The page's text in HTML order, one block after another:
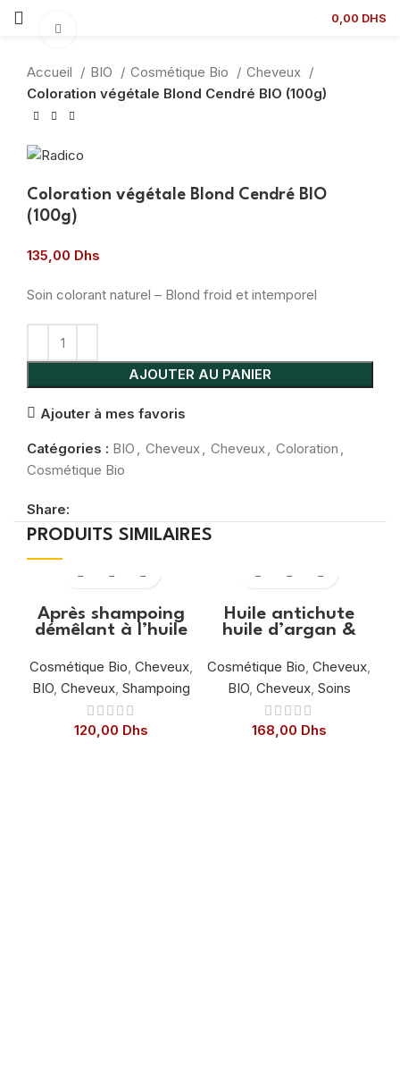
0,00 DHS
Accueil BIO Cosmétique Bio
Cheveux
Coloration végétale Blond Cendré BIO (100g)
Coloration végétale Blond Cendré BIO
(100g)
135,00 Dhs
Soin colorant naturel – Blond froid et intemporel
AJOUTER AU PANIER
Ajouter à mes favoris
Catégories : BIO , Cheveux, Cheveux, Coloration ,
Cosmétique Bio
Share:
PRODUITS SIMILAIRES
Après shampoing
démêlant à l’huile
de karité 200 ml
Cosmétique Bio, Cheveux,
BIO, Cheveux, Shampoing
120,00 Dhs
Huile antichute
huile d’argan &
100 ml
Cosmétique Bio, Cheveux,
BIO, Cheveux, Soins
168,00 Dhs